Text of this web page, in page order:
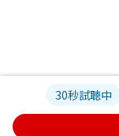
30秒試聴中